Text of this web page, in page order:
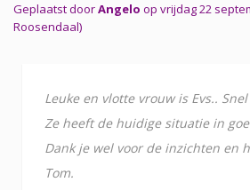
Geplaatst doorAngelo op vrijdag 22
Roosendaal)
Leuke en vlotte vrouw is Evs..
Ze heeft de huidige situatie in
Dank je wel voor de inzichten en
Tom.